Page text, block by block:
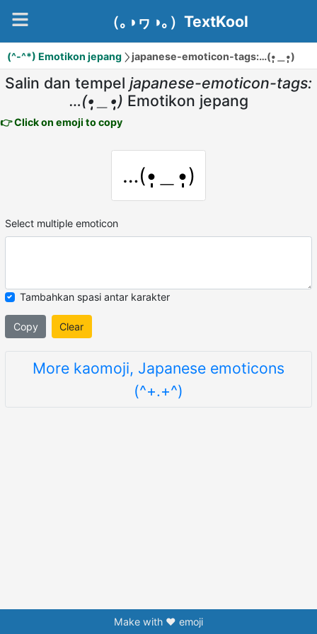
（｡◑ヮ◑｡）TextKool
(^-^*) Emotikon jepang japanese-emoticon-tags:…(•̩̩̩̩＿•̩̩̩̩)
Salin dan tempel japanese-emoticon-tags:
…(•̩̩̩̩＿•̩̩̩̩) Emotikon jepang
👉 Click on emoji to copy
…(•̩̩̩̩＿•̩̩̩̩)
Select multiple emoticon
Tambahkan spasi antar karakter
Copy Clear
More kaomoji, Japanese emoticons
(^+.+^)
Make with ❤️ emoji